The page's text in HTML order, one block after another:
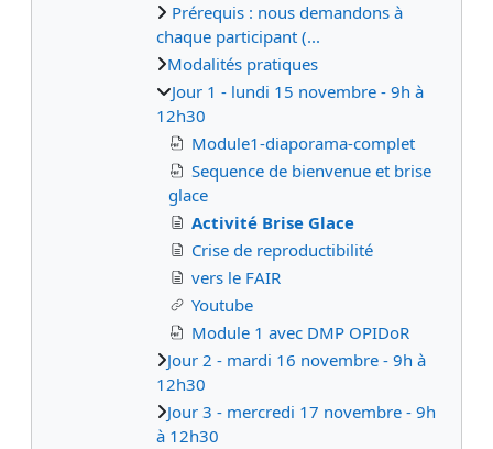
Prérequis : nous demandons à
chaque participant (...
Modalités pratiques
Jour 1 - lundi 15 novembre - 9h à
12h30
Module1-diaporama-complet
Sequence de bienvenue et brise
glace
Activité Brise Glace
Crise de reproductibilité
vers le FAIR
Youtube
Module 1 avec DMP OPIDoR
Jour 2 - mardi 16 novembre - 9h à
12h30
Jour 3 - mercredi 17 novembre - 9h
à 12h30